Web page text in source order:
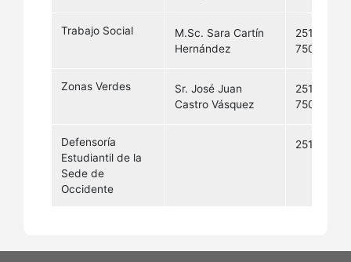
Trabajo Social
M.Sc. Sara Cartín
Hernández
2511-
7507
Zonas Verdes
Sr. José Juan
Castro Vásquez
2511-
7509
Defensoría
Estudiantil de la
Sede de
Occidente
25117105